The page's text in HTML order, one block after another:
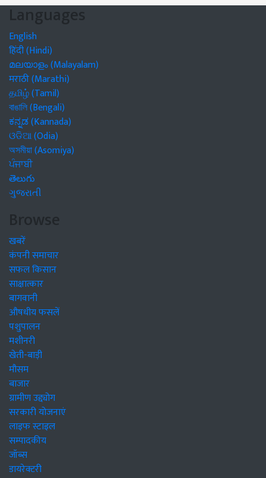
Languages
English
हिंदी (Hindi)
മലയാളം (Malayalam)
मराठी (Marathi)
தமிழ் (Tamil)
বাঙালি (Bengali)
ಕನ್ನಡ (Kannada)
ଓଡିଆ (Odia)
অসমীয়া (Asomiya)
ਪੰਜਾਬੀ
తెలుగు
ગુજરાતી
Browse
खबरें
कंपनी समाचार
सफल किसान
साक्षात्कार
बागवानी
औषधीय फसलें
पशुपालन
मशीनरी
खेती-बाड़ी
मौसम
बाजार
ग्रामीण उद्द्योग
सरकारी योजनाएं
लाइफ स्टाइल
सम्पादकीय
जॉब्स
डायरेक्टरी